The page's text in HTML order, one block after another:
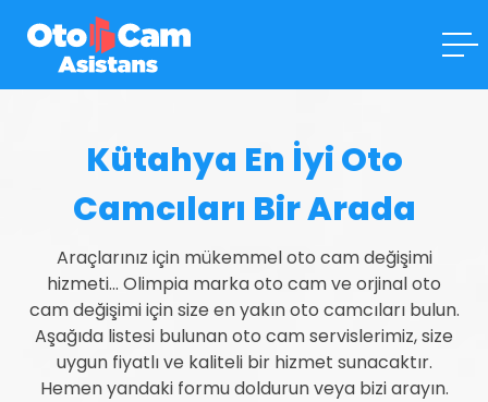
Kütahya En İyi Oto
Camcıları Bir Arada
Araçlarınız için mükemmel oto cam değişimi
hizmeti... Olimpia marka oto cam ve orjinal oto
cam değişimi için size en yakın oto camcıları bulun.
Aşağıda listesi bulunan oto cam servislerimiz, size
uygun fiyatlı ve kaliteli bir hizmet sunacaktır.
Hemen yandaki formu doldurun veya bizi arayın.